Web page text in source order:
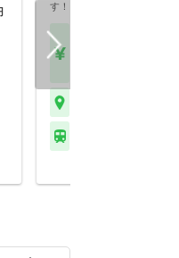
す！】【アットホーム…